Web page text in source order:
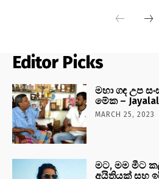
Editor Picks
මහා ගඳ උප
මේක –
MARCH 25, 2023
මට, මම මීට
අයිතියක් සහ